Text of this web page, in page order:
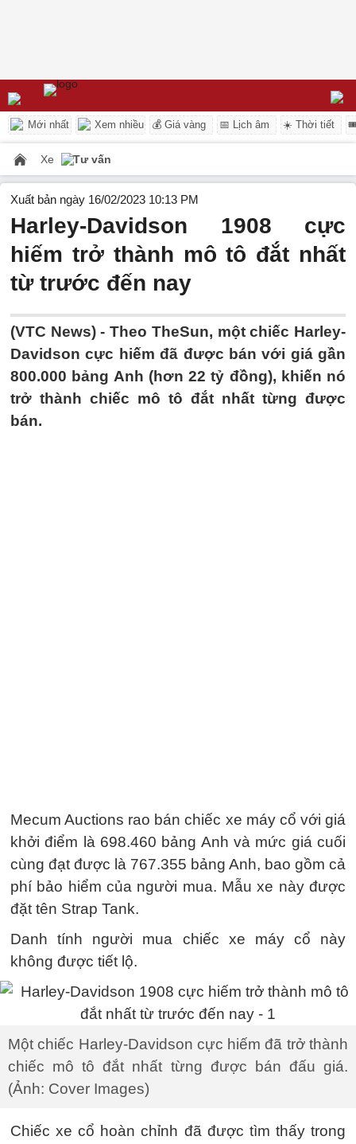
Mới nhất Xem nhiều 💰 Giá vàng 📅 Lịch âm ☀️ Thời tiết
Xe Tư vấn
Xuất bản ngày 16/02/2023 10:13 PM
Harley-Davidson 1908 cực
hiếm trở thành mô tô đắt nhất
từ trước đến nay
(VTC News) -Theo TheSun, một chiếc Harley-
Davidson cực hiếm đã được bán với giá gần
800.000 bảng Anh (hơn 22 tỷ đồng), khiến nó
trở thành chiếc mô tô đắt nhất từng được
bán.
Mecum Auctions rao bán chiếc xe máy cổ với giá
khởi điểm là 698.460 bảng Anh và mức giá cuối
cùng đạt được là 767.355 bảng Anh, bao gồm cả
phí bảo hiểm của người mua. Mẫu xe này được
đặt tên Strap Tank.
Danh tính người mua chiếc xe máy cổ này
không được tiết lộ.
Một chiếc Harley-Davidson cực hiếm đã trở thành
chiếc mô tô đắt nhất từng được bán đấu giá.
(Ảnh: Cover Images)
Chiếc xe cổ hoàn chỉnh đã được tìm thấy trong